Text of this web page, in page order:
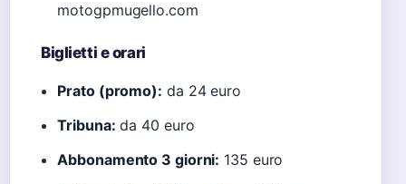
motogpmugello.com
Biglietti e orari
Prato (promo): da 24 euro
Tribuna: da 40 euro
Abbonamento 3 giorni: 135 euro